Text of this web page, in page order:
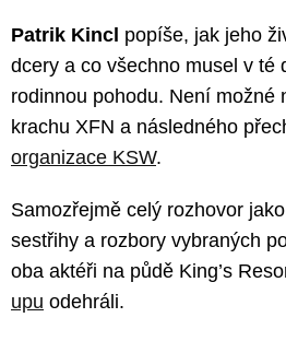
Patrik Kincl popíše, jak jeho
dcery a co všechno musel v té
rodinnou pohodu. Není možné
krachu XFN a následného
organizace KSW.
Samozřejmě celý rozhovor
sestřihy a rozbory vybraných
oba aktéři na půdě King’s
upu odehráli.